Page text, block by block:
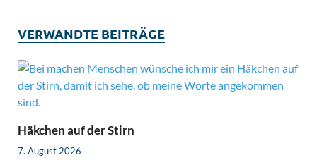
VERWANDTE BEITRÄGE
Häkchen auf der Stirn
7. August 2026